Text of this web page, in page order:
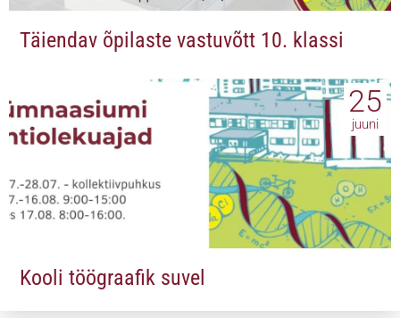
Täiendav õpilaste vastuvõtt 10. klassi
25
juuni
Kooli töögraafik suvel